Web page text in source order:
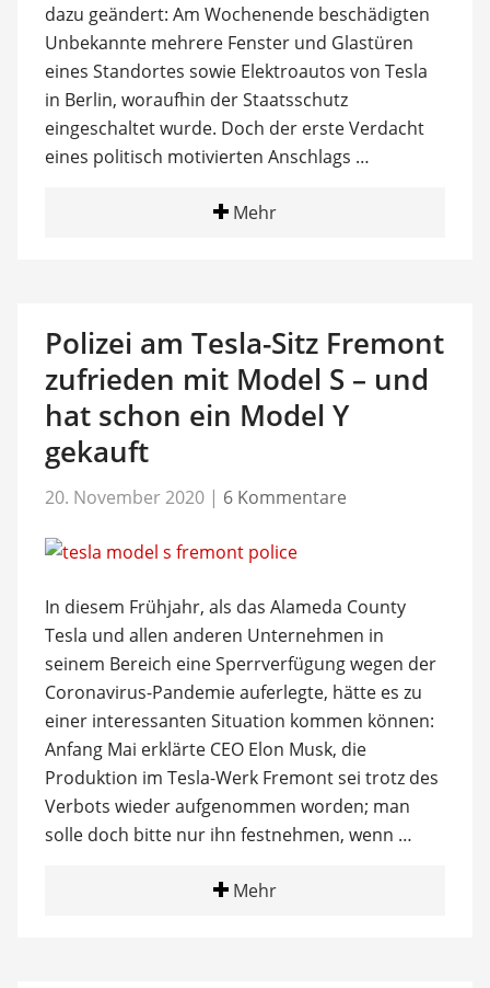
dazu geändert: Am Wochenende beschädigten
Unbekannte mehrere Fenster und Glastüren
eines Standortes sowie Elektroautos von Tesla
in Berlin, woraufhin der Staatsschutz
eingeschaltet wurde. Doch der erste Verdacht
eines politisch motivierten Anschlags …
Mehr
Polizei am Tesla-Sitz Fremont
zufrieden mit Model S – und
hat schon ein Model Y
gekauft
20. November 2020 | 6 Kommentare
In diesem Frühjahr, als das Alameda County
Tesla und allen anderen Unternehmen in
seinem Bereich eine Sperrverfügung wegen der
Coronavirus-Pandemie auferlegte, hätte es zu
einer interessanten Situation kommen können:
Anfang Mai erklärte CEO Elon Musk, die
Produktion im Tesla-Werk Fremont sei trotz des
Verbots wieder aufgenommen worden; man
solle doch bitte nur ihn festnehmen, wenn …
Mehr